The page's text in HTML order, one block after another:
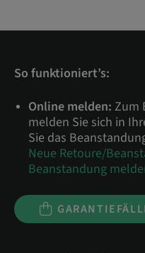
So funktioniert’s:
Online melden: Zum
melden Sie sich in
Sie das
Neue Retoure/
Beanstandung